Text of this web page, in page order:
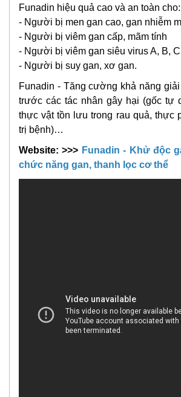
Funadin hiệu quả cao và an toàn cho:
- Người bị men gan cao, gan nhiễm
- Người bị viêm gan cấp, mãm tính
- Người bị viêm gan siêu virus A, B,
- Người bị suy gan, xơ gan.
Funadin - Tăng cường khả năng
trước các tác nhân gây hại (gốc tự
thực vật tồn lưu trong rau quả, thực
trị bệnh)…
Website: >>> Funadin - Khử độc
chức năng gan, thanh lọc cơ thể